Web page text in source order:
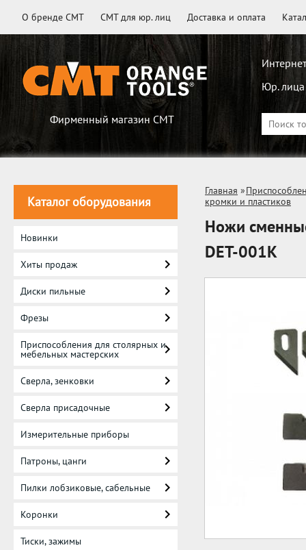
О бренде CMT CMT для юр. лиц Доставка и оплата
Фирменный магазин CMT
Юр. лица
Каталог оборудования
Новинки
Хиты продаж
Диски пильные
Фрезы
Приспособления для столярных и
мебельных мастерских
Сверла, зенковки
Сверла присадочные
Измерительные приборы
Патроны, цанги
Пилки лобзиковые, сабельные
Коронки
Тиски, зажимы
Главная »
кромки и пластиков
Ножи
DET-001K